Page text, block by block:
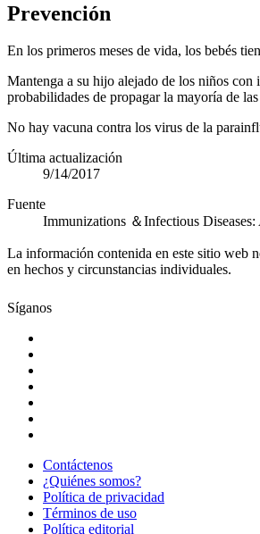
Prevención
En los primeros meses de vida, los bebés
Mantenga a su hijo alejado de los niños con
probabilidades de propagar la mayoría de
No hay vacuna contra los virus de la
Última actualización
9/14/2017
Fuente
Immunizations ＆Infectious
La información contenida en este sitio web
en hechos y circunstancias individuales.
Síganos
Contáctenos
¿Quiénes somos?
Política de privacidad
Términos de uso
Política editorial